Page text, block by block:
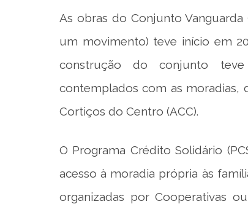
As obras do Conjunto
um movimento) teve início em
construção do conjunto
contemplados com as moradias,
Cortiços do Centro (ACC).
O Programa Crédito Solidário
acesso à moradia própria às
organizadas por Cooperativas